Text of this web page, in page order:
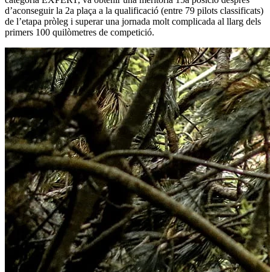
d’aconseguir la 2a plaça a la qualificació (entre 79 pilots classificats)
de l’etapa pròleg i superar una jornada molt complicada al llarg dels
primers 100 quilòmetres de competició.